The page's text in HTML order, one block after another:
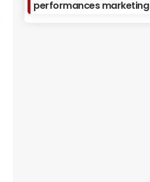
performances marketing